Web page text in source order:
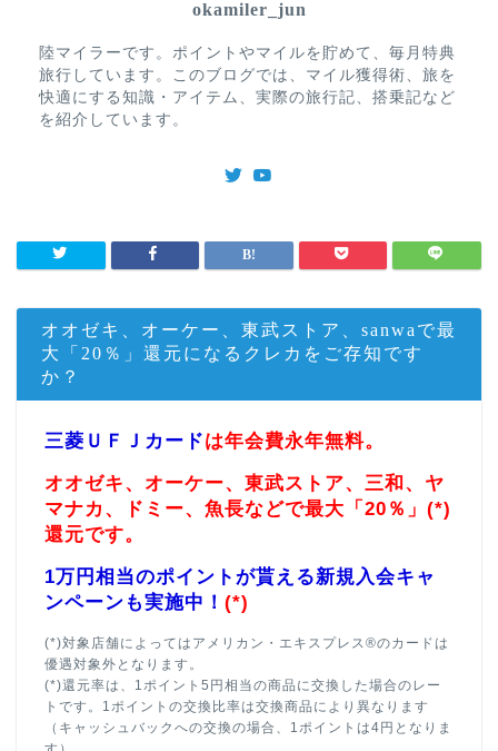
okamiler_jun
陸マイラーです。ポイントやマイルを貯めて、毎月特典
旅行しています。このブログでは、マイル獲得術、旅を
快適にする知識・アイテム、実際の旅行記、搭乗記など
を紹介しています。
オオゼキ、オーケー、東武ストア、sanwaで最
大「20％」還元になるクレカをご存知です
か？
三菱ＵＦＪカードは年会費永年無料。
オオゼキ、オーケー、東武ストア、三和、ヤ
マナカ、ドミー、魚長などで最大「20％」(*)
還元です。
1万円相当のポイントが貰える新規入会キャ
ンペーンも実施中！ (*)
(*)対象店舗によってはアメリカン・エキスプレス®のカードは
優遇対象外となります。
(*)還元率は、1ポイント5円相当の商品に交換した場合のレー
トです。1ポイントの交換比率は交換商品により異なります
（キャッシュバックへの交換の場合、1ポイントは4円となりま